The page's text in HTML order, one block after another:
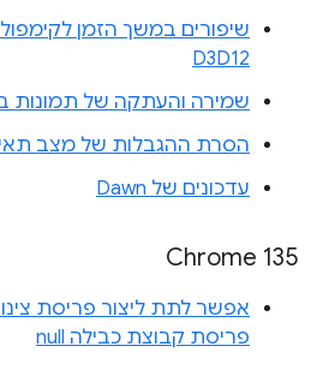
D3D12
שמירה והעתקה של תמונות
הסרת ההגבלות של מצב
עדכונים של Dawn
Chrome 135
אפשר לתת ליצור פריסת
פריסת קבוצת כבילה null